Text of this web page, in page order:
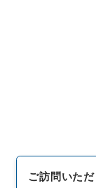
ご訪問いた